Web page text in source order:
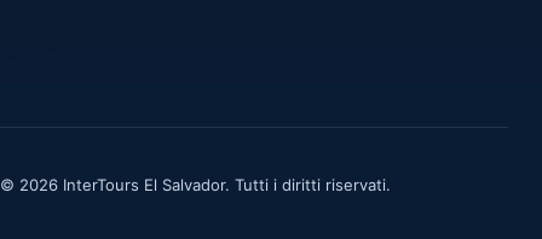
© 2026 InterTours El Salvador. Tutti i diritti riservati.